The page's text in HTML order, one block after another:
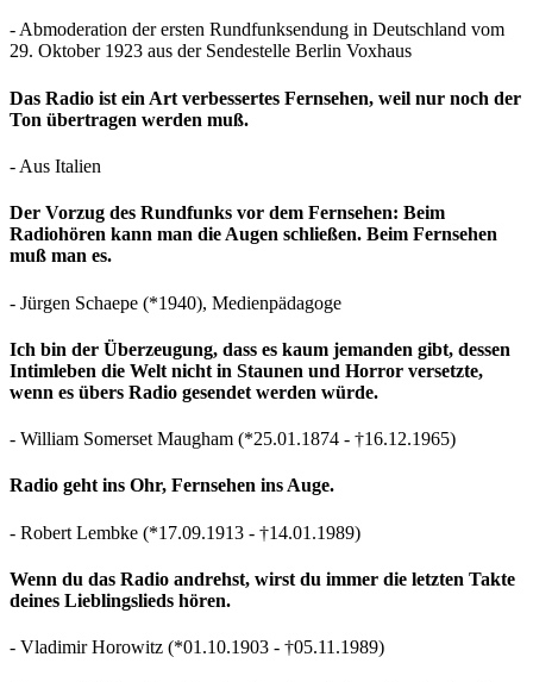
- Abmoderation der ersten Rundfunksendung in Deutschland vom
29. Oktober 1923 aus der Sendestelle Berlin Voxhaus
Das Radio ist ein Art verbessertes Fernsehen, weil nur noch der
Ton übertragen werden muß.
- Aus Italien
Der Vorzug des Rundfunks vor dem Fernsehen: Beim
Radiohören kann man die Augen schließen. Beim Fernsehen
muß man es.
- Jürgen Schaepe (*1940), Medienpädagoge
Ich bin der Überzeugung, dass es kaum jemanden gibt, dessen
Intimleben die Welt nicht in Staunen und Horror versetzte,
wenn es übers Radio gesendet werden würde.
- William Somerset Maugham (*25.01.1874 - †16.12.1965)
Radio geht ins Ohr, Fernsehen ins Auge.
- Robert Lembke (*17.09.1913 - †14.01.1989)
Wenn du das Radio andrehst, wirst du immer die letzten Takte
deines Lieblingslieds hören.
- Vladimir Horowitz (*01.10.1903 - †05.11.1989)